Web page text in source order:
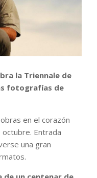
la Triennale de
fotografías de
en el corazón
Entrada
una gran